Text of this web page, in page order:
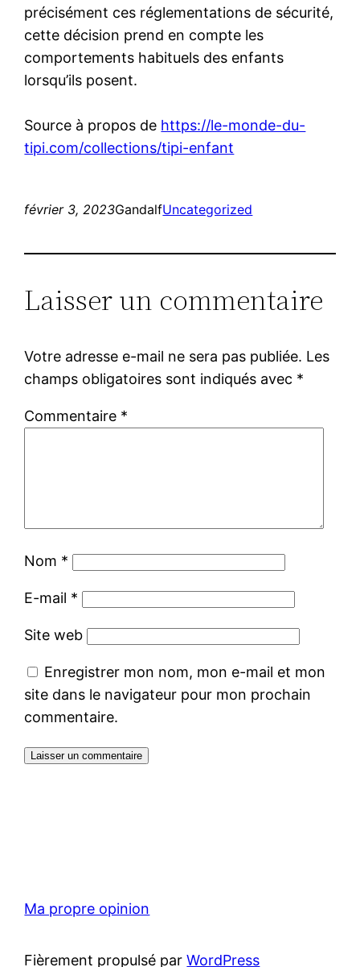
précisément ces réglementations de sécurité,
cette décision prend en compte les
comportements habituels des enfants
lorsqu’ils posent.
Source à propos de https://le-monde-du-
tipi.com/collections/tipi-enfant
février 3, 2023GandalfUncategorized
Laisser un commentaire
Votre adresse e-mail ne sera pas publiée. Les
champs obligatoires sont indiqués avec *
Commentaire *
Nom *
E-mail *
Site web
Enregistrer mon nom, mon e-mail et mon
site dans le navigateur pour mon prochain
commentaire.
Ma propre opinion
Fièrement propulsé parWordPress